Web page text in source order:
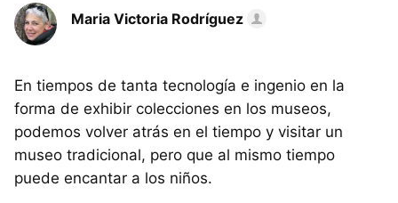
Maria Victoria Rodríguez
En tiempos de tanta tecnología e ingenio en la
forma de exhibir colecciones en los museos,
podemos volver atrás en el tiempo y visitar un
museo tradicional, pero que al mismo tiempo
puede encantar a los niños.